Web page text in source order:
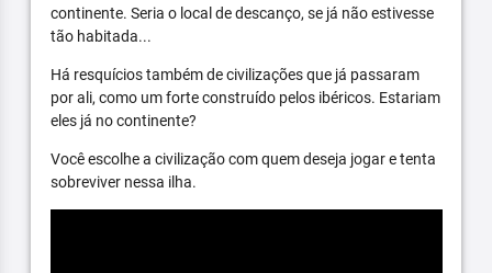
continente. Seria o local de descanço, se já não estivesse
tão habitada...
Há resquícios também de civilizações que já passaram
por ali, como um forte construído pelos ibéricos. Estariam
eles já no continente?
Você escolhe a civilização com quem deseja jogar e tenta
sobreviver nessa ilha.